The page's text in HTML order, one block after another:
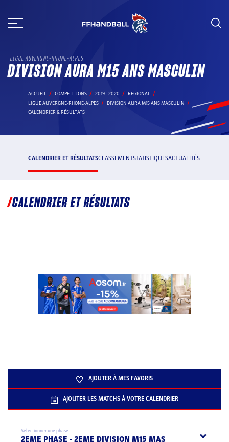
au
LIGUE AUVERGNE-RHONE-ALPES
DIVISION AURA M15 ANS MASCULIN
ACCUEIL COMPÉTITIONS 2019 - 2020
REGIONAL
LIGUE AUVERGNE-RHONE-ALPES
DIVISION AURA M15 ANS MASCULIN
CALENDRIER & RÉSULTATS
CALENDRIER ET RÉSULTATSCLASSEMENTSTATISTIQUESACTUALITÉS
CALENDRIER ET RÉSULTATS
AJOUTER À MES FAVORIS
AJOUTER LES MATCHS À VOTRE CALENDRIER
Sélectionner une phase
2EME PHASE - 2EME DIVISION M15 MAS